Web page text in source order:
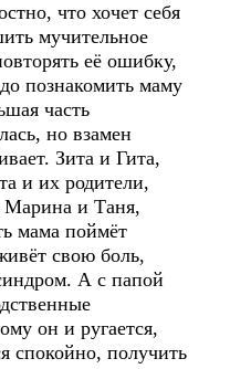
что хочет себя
мучительное
её ошибку,
познакомить маму
часть
но взамен
Зита и Гита,
и их родители,
и Таня,
мама поймёт
свою боль,
А с папой
он и ругается,
спокойно, получить